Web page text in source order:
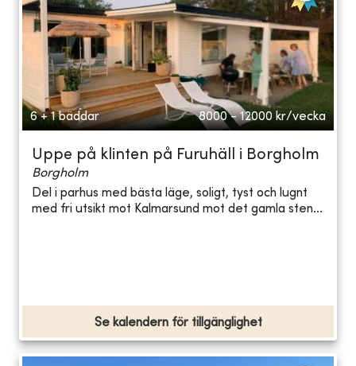
6 + 1 bäddar 8000 - 12000 kr/vecka
Uppe på klinten på Furuhäll i Borgholm
Borgholm
Del i parhus med bästa läge, soligt, tyst och lugnt
med fri utsikt mot Kalmarsund mot det gamla sten...
Se kalendern för tillgänglighet